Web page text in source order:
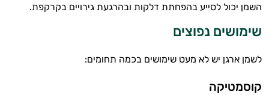
השמן יכול לסייע בהפחתת דלקות ובהרגעת גירויים בקרקפת.
שימושים נפוצים
לשמן ארגן יש לא מעט שימושים בכמה תחומים:
קוסמטיקה